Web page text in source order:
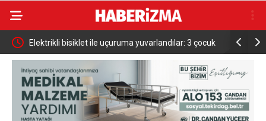
3 çocuk Bursa’da iş yeri alev alev yandı Elini